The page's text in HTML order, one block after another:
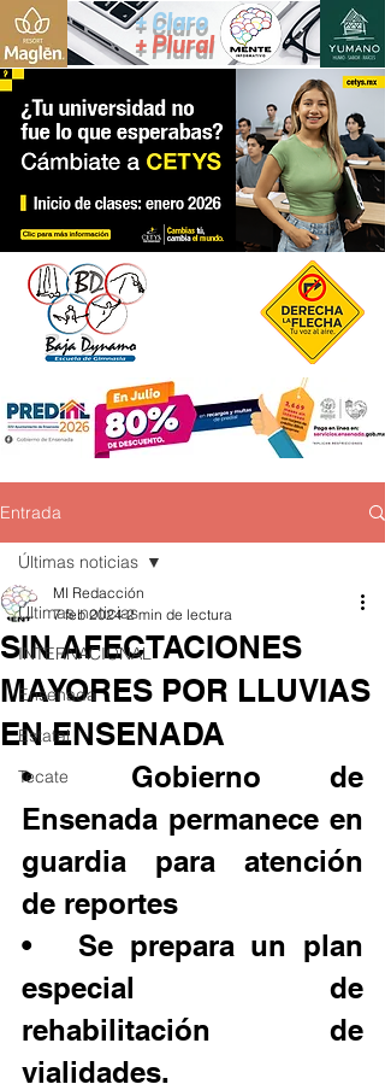
+ Claro
+ Plural
Entrada
Últimas noticias
INTERNACIONAL
Ensenada
Estatal
Tecate
Últimas noticias
SIN AFECTACIONES
MAYORES POR LLUVIAS
EN ENSENADA
MI Redacción
7 feb 2024 2 min de lectura
•	Gobierno de
Ensenada permanece en
guardia para atención
de reportes
•	Se prepara un plan
especial de
rehabilitación de
vialidades.